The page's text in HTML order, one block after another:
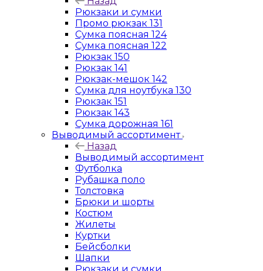
Рюкзаки и сумки
Промо рюкзак 131
Сумка поясная 124
Сумка поясная 122
Рюкзак 150
Рюкзак 141
Рюкзак-мешок 142
Сумка для ноутбука 130
Рюкзак 151
Рюкзак 143
Сумка дорожная 161
Выводимый ассортимент
Назад
Выводимый ассортимент
Футболка
Рубашка поло
Толстовка
Брюки и шорты
Костюм
Жилеты
Куртки
Бейсболки
Шапки